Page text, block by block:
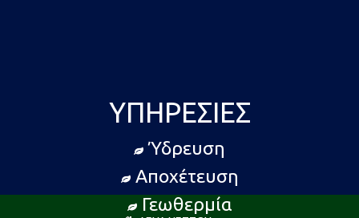
ΥΠΗΡΕΣΊΕΣ
Ύδρευση
Αποχέτευση
Γεωθερμία